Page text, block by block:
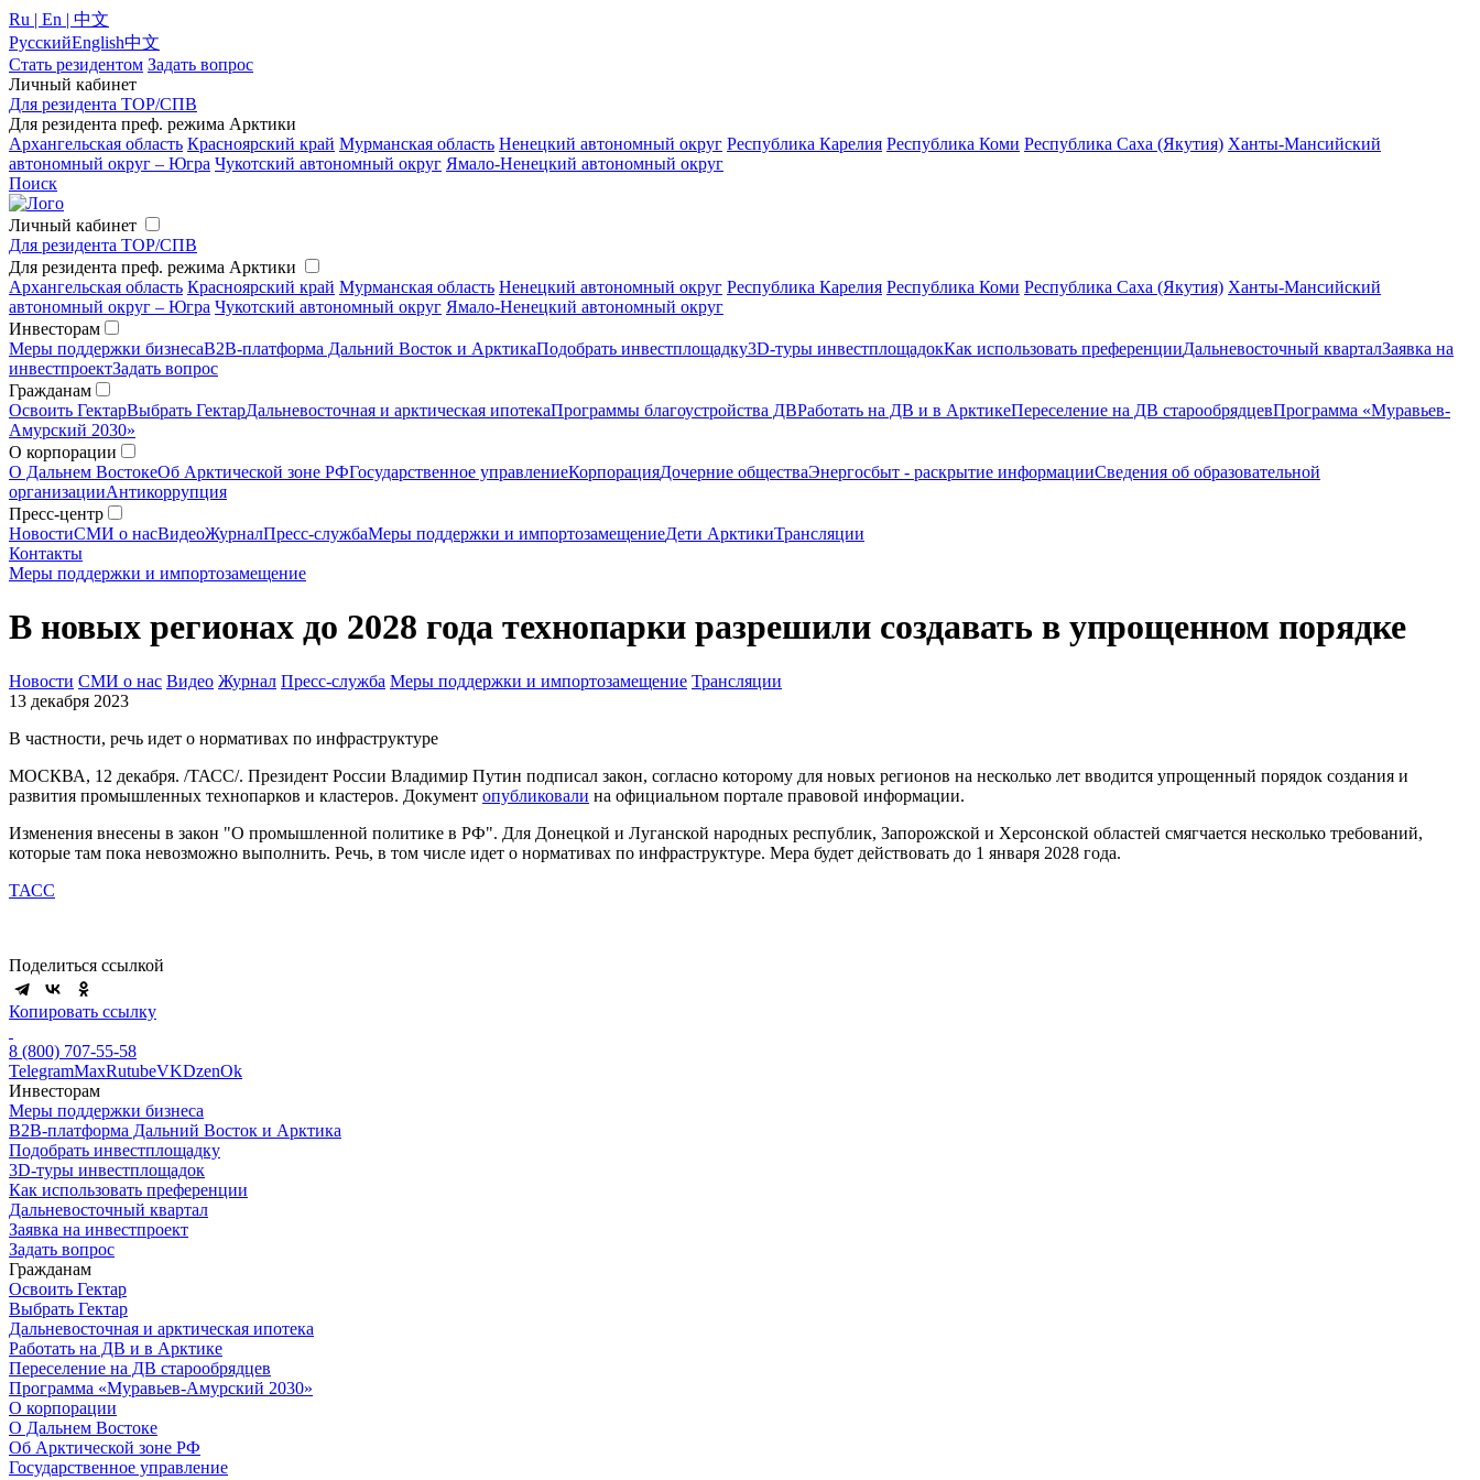
Ru | En | 中文
РусскийEnglish中文
Стать резидентом Задать вопрос
Личный кабинет
Для резидента ТОР/СПВ
Для резидента преф. режима Арктики
Архангельская область Красноярский край Мурманская область Ненецкий автономный округ Республика Карелия Республика Коми Республика Саха (Якутия) Ханты-Мансийский
автономный округ – Югра Чукотский автономный округ Ямало-Ненецкий автономный округ
Поиск
Личный кабинет
Для резидента ТОР/СПВ
Для резидента преф. режима Арктики
Архангельская область Красноярский край Мурманская область Ненецкий автономный округ Республика Карелия Республика Коми Республика Саха (Якутия) Ханты-Мансийский
автономный округ – Югра Чукотский автономный округ Ямало-Ненецкий автономный округ
Инвесторам
Меры поддержки бизнесаB2B-платформа Дальний Восток и АрктикаПодобрать инвестплощадку3D-туры инвестплощадокКак использовать преференцииДальневосточный кварталЗаявка на
инвестпроектЗадать вопрос
Гражданам
Освоить ГектарВыбрать ГектарДальневосточная и арктическая ипотекаПрограммы благоустройства ДВРаботать на ДВ и в АрктикеПереселение на ДВ старообрядцевПрограмма «Муравьев-
Амурский 2030»
О корпорации
О Дальнем ВостокеОб Арктической зоне РФГосударственное управлениеКорпорацияДочерние обществаЭнергосбыт - раскрытие информацииСведения об образовательной
организацииАнтикоррупция
Пресс-центр
НовостиСМИ о насВидеоЖурналПресс-службаМеры поддержки и импортозамещениеДети АрктикиТрансляции
Контакты
Меры поддержки и импортозамещение
В новых регионах до 2028 года технопарки разрешили создавать в упрощенном порядке
Новости СМИ о нас Видео Журнал Пресс-служба Меры поддержки и импортозамещение Трансляции
13 декабря 2023
В частности, речь идет о нормативах по инфраструктуре
МОСКВА, 12 декабря. /ТАСС/. Президент России Владимир Путин подписал закон, согласно которому для новых регионов на несколько лет вводится упрощенный порядок создания и
развития промышленных технопарков и кластеров. Документ опубликовали на официальном портале правовой информации.
Изменения внесены в закон "О промышленной политике в РФ". Для Донецкой и Луганской народных республик, Запорожской и Херсонской областей смягчается несколько требований,
которые там пока невозможно выполнить. Речь, в том числе идет о нормативах по инфраструктуре. Мера будет действовать до 1 января 2028 года.
ТАСС
Поделиться ссылкой
Копировать ссылку
8 (800) 707-55-58
TelegramMaxRutubeVKDzenOk
Инвесторам
Меры поддержки бизнеса
B2B-платформа Дальний Восток и Арктика
Подобрать инвестплощадку
3D-туры инвестплощадок
Как использовать преференции
Дальневосточный квартал
Заявка на инвестпроект
Задать вопрос
Гражданам
Освоить Гектар
Выбрать Гектар
Дальневосточная и арктическая ипотека
Работать на ДВ и в Арктике
Переселение на ДВ старообрядцев
Программа «Муравьев-Амурский 2030»
О корпорации
О Дальнем Востоке
Об Арктической зоне РФ
Государственное управление